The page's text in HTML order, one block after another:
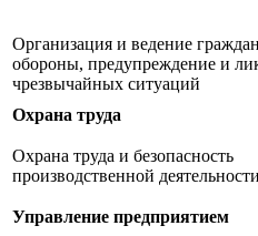
Организация и ведение
обороны, предупреждение и
чрезвычайных ситуаций
Охрана труда
Охрана труда и безопасность
производственной деятельности
Управление предприятием